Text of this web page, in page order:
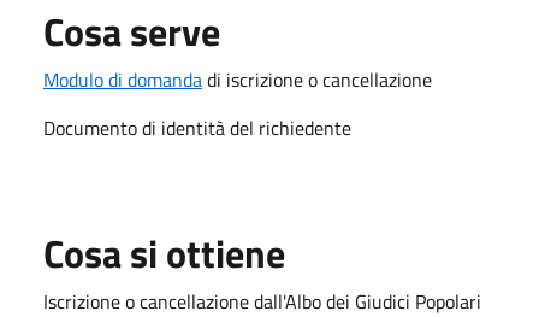
Cosa serve
Modulo di domandadi iscrizione o cancellazione
Documento di identità del richiedente
Cosa si ottiene
Iscrizione o cancellazione dall'Albo dei Giudici Popolari